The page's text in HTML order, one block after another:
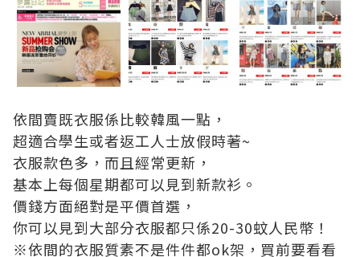
依間賣既衣服係比較韓風一點，
超適合學生或者返工人士放假時著~
衣服款色多，而且經常更新，
基本上每個星期都可以見到新款衫。
價錢方面絕對是平價首選，
你可以見到大部分衣服都只係20-30蚊人民幣！
※依間的衣服質素不是件件都ok架，買前要看看